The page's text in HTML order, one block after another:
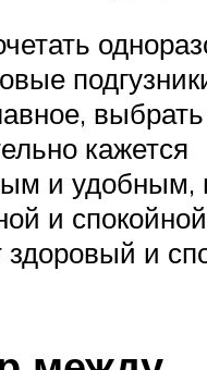
кажется
и удобным,
и
здоровый и